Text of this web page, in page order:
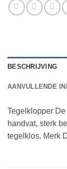
BESCHRIJVING
AANVULLENDE
Tegelklopper
handvat, sterk
tegelklos. Merk